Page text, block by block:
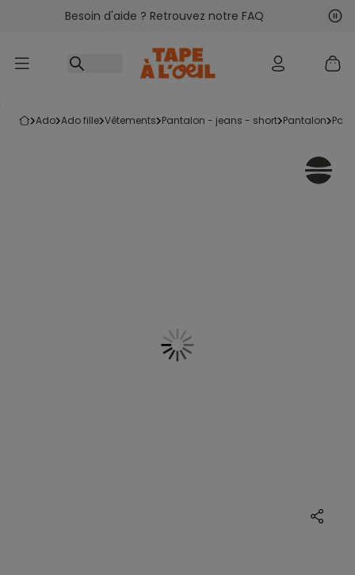
Accéder au contenu
Besoin d'aide ? Retrouvez notre FAQ
ado ado fille vêtements pantalon - jeans - short pantalon